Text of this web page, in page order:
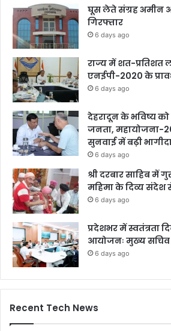
घूस लेते संग्रह अमीन
गिरफ्तार
6 days ago
राज्य में शत-प्रतिशत
एनईपी-2020 के
6 days ago
देहरादून के भविष्य
जनता, महायोजना-
सुनवाई में बढ़ी
6 days ago
श्री दरबार साहिब में
महिमा के दिव्य संदेश
6 days ago
प्रदेशभर में स्वतंत्रता
आयोजनः मुख्य सचिव
6 days ago
Recent Tech News